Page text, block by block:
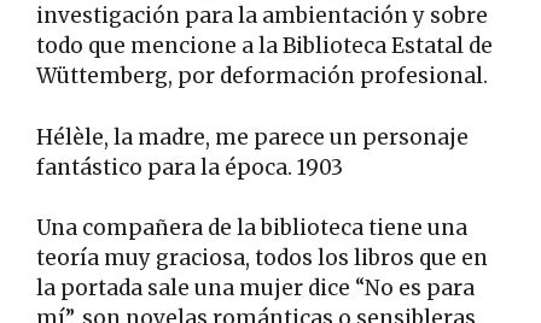
investigación para la ambientación y sobre
todo que mencione a la Biblioteca Estatal de
Wüttemberg, por deformación profesional.
Hélèle, la madre, me parece un personaje
fantástico para la época. 1903
Una compañera de la biblioteca tiene una
teoría muy graciosa, todos los libros que en
la portada sale una mujer dice “No es para
mí”, son novelas románticas o sensibleras,